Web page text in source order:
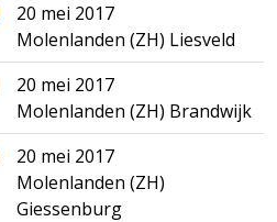
20 mei 2017
Molenlanden (ZH) Liesveld
20 mei 2017
Molenlanden (ZH) Brandwijk
20 mei 2017
Molenlanden (ZH)
Giessenburg